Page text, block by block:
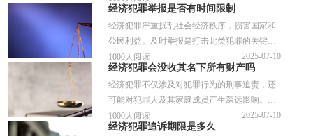
法邦做了详细的解答，感兴趣的可以关注一
下。
经济犯罪举报是否有时间限制
经济犯罪严重扰乱社会经济秩序，损害国家和
公民利益。及时举报是打击此类犯罪的关键，
但许多人对举报的时间限制和相关的部门还不
太了解，针对相关的问题，谱法邦做了详细的
解答，供参考。
1000人阅读 2025-07-10
经济犯罪会没收其名下所有财产吗
经济犯罪不仅涉及对犯罪行为的刑事追责，还
可能对犯罪人及其家庭成员产生深远影响。那
经济犯罪会没收其名下所有财产吗？会不会影
响子女的政审？来看看完整的解答。
1000人阅读 2025-07-10
经济犯罪追诉期限是多久